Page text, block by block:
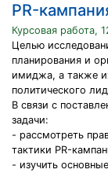
PR-
Курсовая работа,
Целью
планирования и
имиджа, а также
политического
В связи с
задачи:
- рассмотреть
тактики PR-
- изучить